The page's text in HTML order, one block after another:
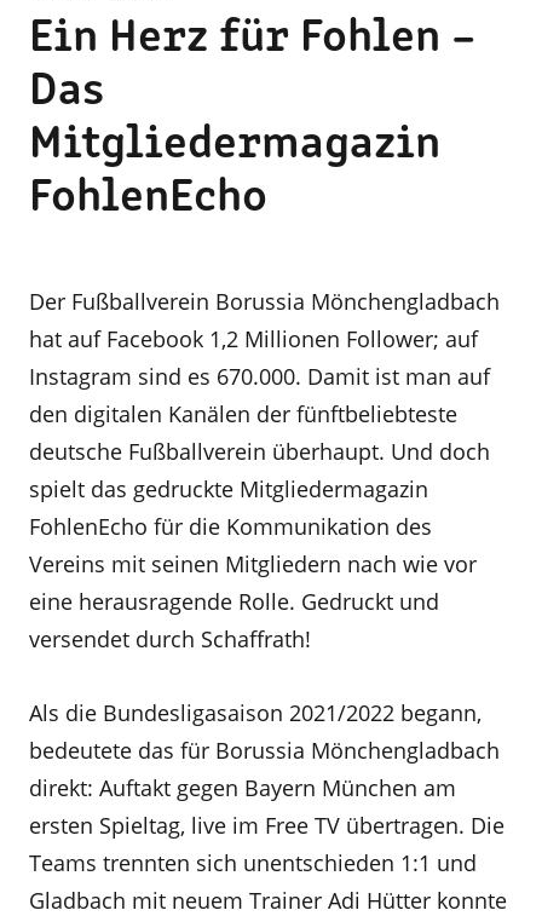
Ein Herz für Fohlen –
Das
Mitgliedermagazin
FohlenEcho
Der Fußballverein Borussia Mönchengladbach
hat auf Facebook 1,2 Millionen Follower; auf
Instagram sind es 670.000. Damit ist man auf
den digitalen Kanälen der fünftbeliebteste
deutsche Fußballverein überhaupt. Und doch
spielt das gedruckte Mitgliedermagazin
FohlenEcho für die Kommunikation des
Vereins mit seinen Mitgliedern nach wie vor
eine herausragende Rolle. Gedruckt und
versendet durch Schaffrath!
Als die Bundesligasaison 2021/2022 begann,
bedeutete das für Borussia Mönchengladbach
direkt: Auftakt gegen Bayern München am
ersten Spieltag, live im Free TV übertragen. Die
Teams trennten sich unentschieden 1:1 und
Gladbach mit neuem Trainer Adi Hütter konnte